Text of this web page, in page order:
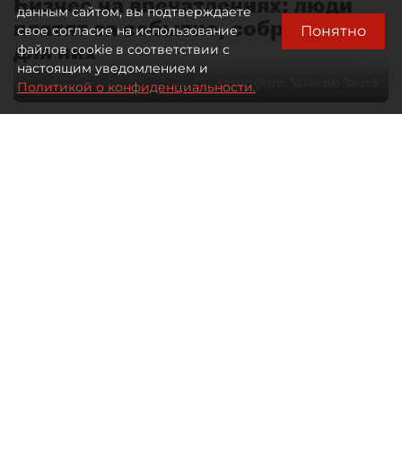
платят за событие, собранное
для них
Автор фото:
данным сайтом, вы подтверждаете
свое согласие на использование
файлов cookie в соответствии с
настоящим уведомлением и
Политикой о конфиденциальности.
Понятно